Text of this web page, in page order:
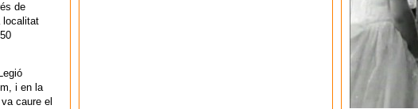
de
localitat
i en la
caure el